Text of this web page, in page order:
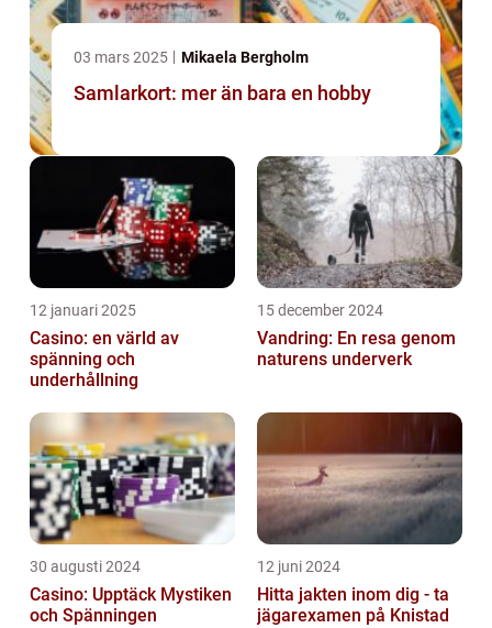
03 mars 2025 Mikaela Bergholm
Samlarkort: mer än bara en hobby
12 januari 2025
Casino: en värld av
spänning och
underhållning
15 december 2024
Vandring: En resa genom
naturens underverk
30 augusti 2024
Casino: Upptäck Mystiken
och Spänningen
12 juni 2024
Hitta jakten inom dig - ta
jägarexamen på Knistad